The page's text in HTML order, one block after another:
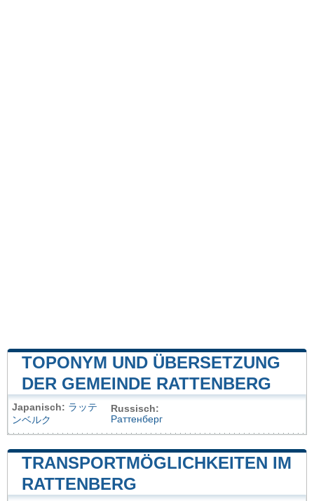
TOPONYM UND ÜBERSETZUNG
DER GEMEINDE RATTENBERG
Japanisch: ラッテ
ンベルク
Russisch:
Раттенберг
TRANSPORTMÖGLICHKEITEN IM
RATTENBERG